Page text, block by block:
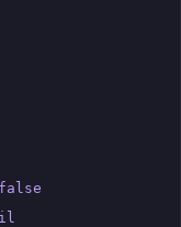
false